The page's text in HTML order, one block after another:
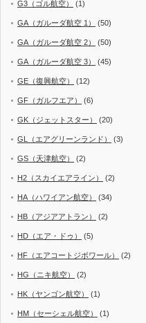
G3（ゴル航空） (1)
GA（ガルーダ航空 1） (50)
GA（ガルーダ航空 2） (50)
GA（ガルーダ航空 3） (45)
GE（復興航空） (12)
GF（ガルフエア） (6)
GK（ジェットスター） (20)
GL（エアグリーンランド） (3)
GS（天津航空） (2)
H2（スカイエアライン） (2)
HA（ハワイアン航空） (34)
HB（アジアアトラン） (2)
HD（エア・ドゥ） (5)
HF（エアコートジボワール） (2)
HG（ニキ航空） (2)
HK（ヤンゴン航空） (1)
HM（セーシェル航空） (1)